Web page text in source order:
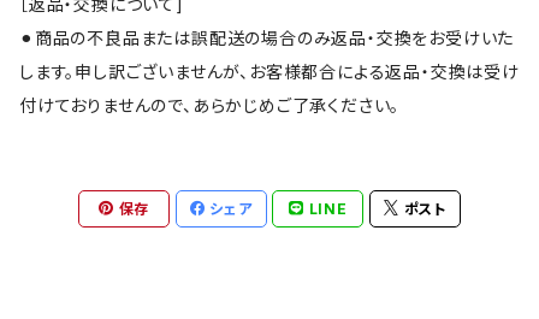
［返品・交換について]
⚫︎商品の不良品または誤配送の場合のみ返品・交換をお受けいた
します。申し訳ございませんが、お客様都合による返品・交換は受け
付けておりませんので、あらかじめご了承ください。
保存 シェア LINE ポスト